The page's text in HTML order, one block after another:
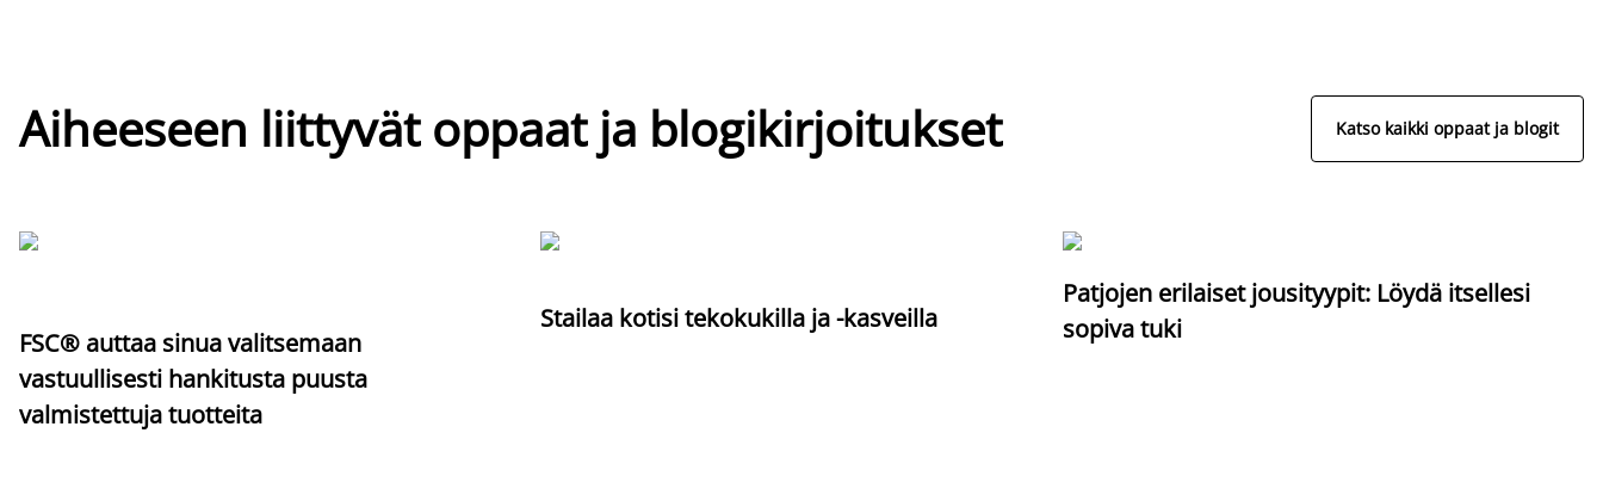
Aiheeseen liittyvät oppaat ja blogikirjoitukset Katso kaikki oppaat ja blogit
FSC® auttaa sinua valitsemaan
vastuullisesti hankitusta puusta
valmistettuja tuotteita
Stailaa kotisi tekokukilla ja -kasveilla
Patjojen erilaiset jousityypit: Löydä itsellesi
sopiva tuki